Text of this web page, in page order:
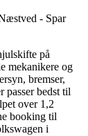
- Spar
på
mekanikere og
bremser,
bedst til
over 1,2
booking til
i